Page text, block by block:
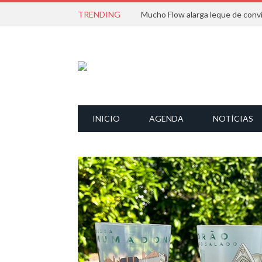
TRENDING
INICIO AGENDA NOTÍCIAS